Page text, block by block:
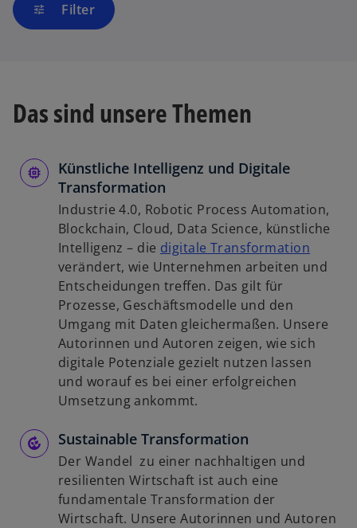
tune Filter
Das sind unsere Themen
Künstliche Intelligenz und Digitale
Transformation
Industrie 4.0, Robotic Process Automation,
Blockchain, Cloud, Data Science, künstliche
Intelligenz – die digitale Transformation
i
i
n
e
e
verändert, wie Unternehmen arbeiten und
Entscheidungen treffen. Das gilt für
Prozesse, Geschäftsmodelle und den
Umgang mit Daten gleichermaßen. Unsere
Autorinnen und Autoren zeigen, wie sich
digitale Potenziale gezielt nutzen lassen
und worauf es bei einer erfolgreichen
Umsetzung ankommt.
Sustainable Transformation
Der Wandel zu einer nachhaltigen und
resilienten Wirtschaft ist auch eine
fundamentale Transformation der
Wirtschaft. Unsere Autorinnen und Autoren